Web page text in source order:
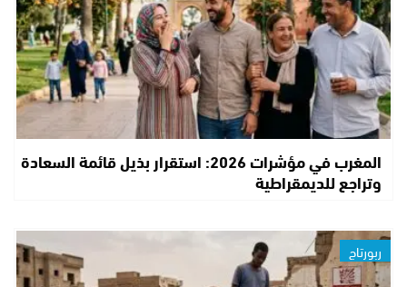
المغرب في مؤشرات 2026: استقرار بذيل قائمة السعادة
وتراجع للديمقراطية
ربورتاج